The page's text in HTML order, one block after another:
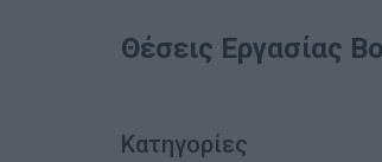
Θέσεις Εργασίας
Κατηγορίες